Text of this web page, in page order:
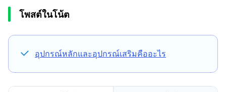
โพสต์ในโน้ต
อุปกรณ์หลักและอุปกรณ์เสริมคืออะไร